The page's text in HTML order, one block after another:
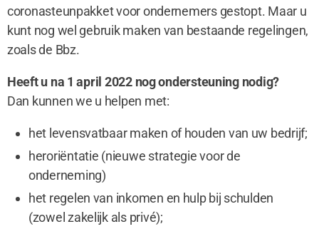
coronasteunpakket voor ondernemers gestopt. Maar u
kunt nog wel gebruik maken van bestaande regelingen,
zoals de Bbz.
Heeft u na 1 april 2022 nog ondersteuning nodig?
Dan kunnen we u helpen met:
het levensvatbaar maken of houden van uw bedrijf;
heroriëntatie (nieuwe strategie voor de
onderneming)
het regelen van inkomen en hulp bij schulden
(zowel zakelijk als privé);